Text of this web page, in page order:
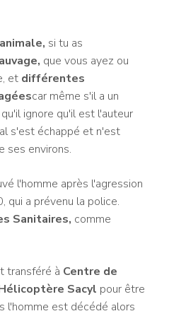
si tu as
que vous ayez ou
et différentes
car même s'il a un
ignore qu'il est l'auteur
s'est échappé et n'est
ses environs.
l'homme après l'agression
a prévenu la police.
Sanitaires, comme
transféré à Centre de
Sacyl pour être
l'homme est décédé alors